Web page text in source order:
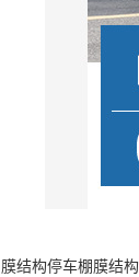
膜结构停车棚膜结